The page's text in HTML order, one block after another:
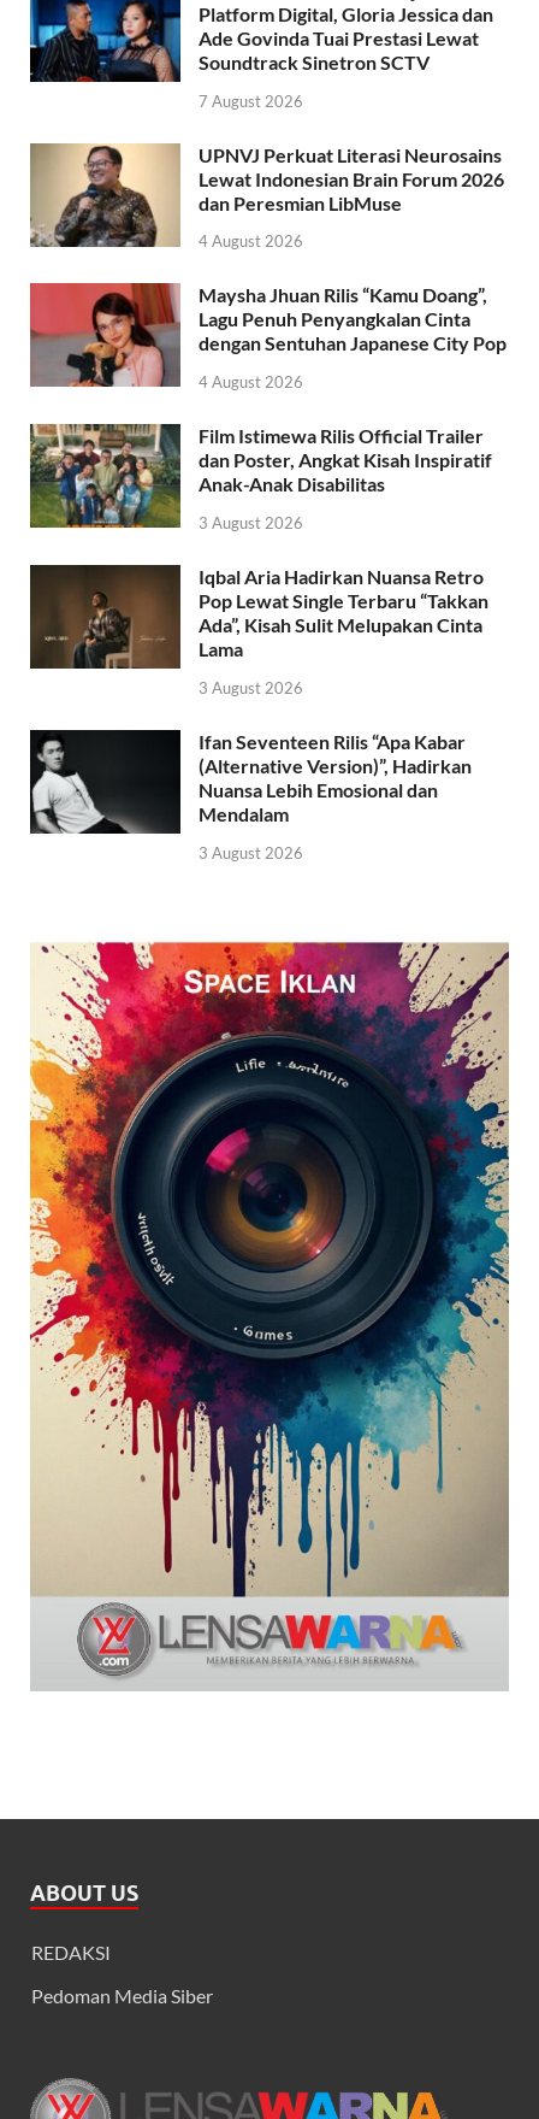
Platform Digital, Gloria Jessica dan
Ade Govinda Tuai Prestasi Lewat
Soundtrack Sinetron SCTV
7 August 2026
UPNVJ Perkuat Literasi Neurosains
Lewat Indonesian Brain Forum 2026
dan Peresmian LibMuse
4 August 2026
Maysha Jhuan Rilis “Kamu Doang”,
Lagu Penuh Penyangkalan Cinta
dengan Sentuhan Japanese City Pop
4 August 2026
Film Istimewa Rilis Official Trailer
dan Poster, Angkat Kisah Inspiratif
Anak-Anak Disabilitas
3 August 2026
Iqbal Aria Hadirkan Nuansa Retro
Pop Lewat Single Terbaru “Takkan
Ada”, Kisah Sulit Melupakan Cinta
Lama
3 August 2026
Ifan Seventeen Rilis “Apa Kabar
(Alternative Version)”, Hadirkan
Nuansa Lebih Emosional dan
Mendalam
3 August 2026
ABOUT US
REDAKSI
Pedoman Media Siber